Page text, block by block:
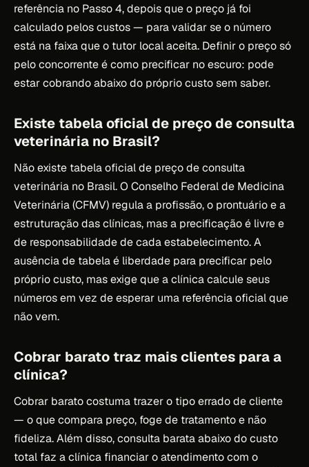
referência no Passo 4, depois que o preço já foi
calculado pelos custos — para validar se o número
está na faixa que o tutor local aceita. Definir o preço só
pelo concorrente é como precificar no escuro: pode
estar cobrando abaixo do próprio custo sem saber.
Existe tabela oficial de preço de consulta
veterinária no Brasil?
Não existe tabela oficial de preço de consulta
veterinária no Brasil. O Conselho Federal de Medicina
Veterinária (CFMV) regula a profissão, o prontuário e a
estruturação das clínicas, mas a precificação é livre e
de responsabilidade de cada estabelecimento. A
ausência de tabela é liberdade para precificar pelo
próprio custo, mas exige que a clínica calcule seus
números em vez de esperar uma referência oficial que
não vem.
Cobrar barato traz mais clientes para a
clínica?
Cobrar barato costuma trazer o tipo errado de cliente
— o que compara preço, foge de tratamento e não
fideliza. Além disso, consulta barata abaixo do custo
total faz a clínica financiar o atendimento com o